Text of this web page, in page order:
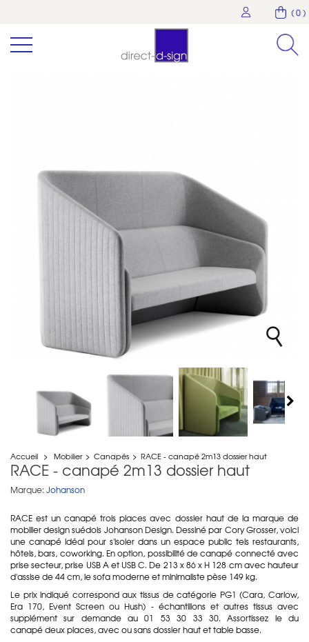
( 0 )
Accueil > Mobilier > Canapés > RACE - canapé 2m13 dossier haut
RACE - canapé 2m13 dossier haut
Marque: Johanson
RACE est un canapé trois places avec dossier haut de la marque de
mobilier design suédois Johanson Design. Dessiné par Cory Grosser, voici
une canapé idéal pour s'isoler dans un espace public tels restaurants,
hôtels, bars, coworking. En option, possibilité de canapé connecté avec
prise secteur, prise USB A et USB C. De 213 x 86 x H 128 cm avec hauteur
d'assise de 44 cm, le sofa moderne et minimaliste pèse 149 kg.
Le prix indiqué correspond aux tissus de catégorie PG1 (Cara, Carlow,
Era 170, Event Screen ou Hush) - échantillons et autres tissus avec
supplément sur demande au 01 53 30 33 30. Assortissez le du
canapé deux places, avec ou sans dossier haut et table basse.